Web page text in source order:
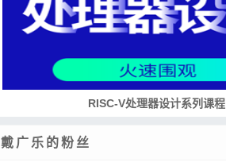
RISC-V处理器设计系列课程
戴广乐的粉丝